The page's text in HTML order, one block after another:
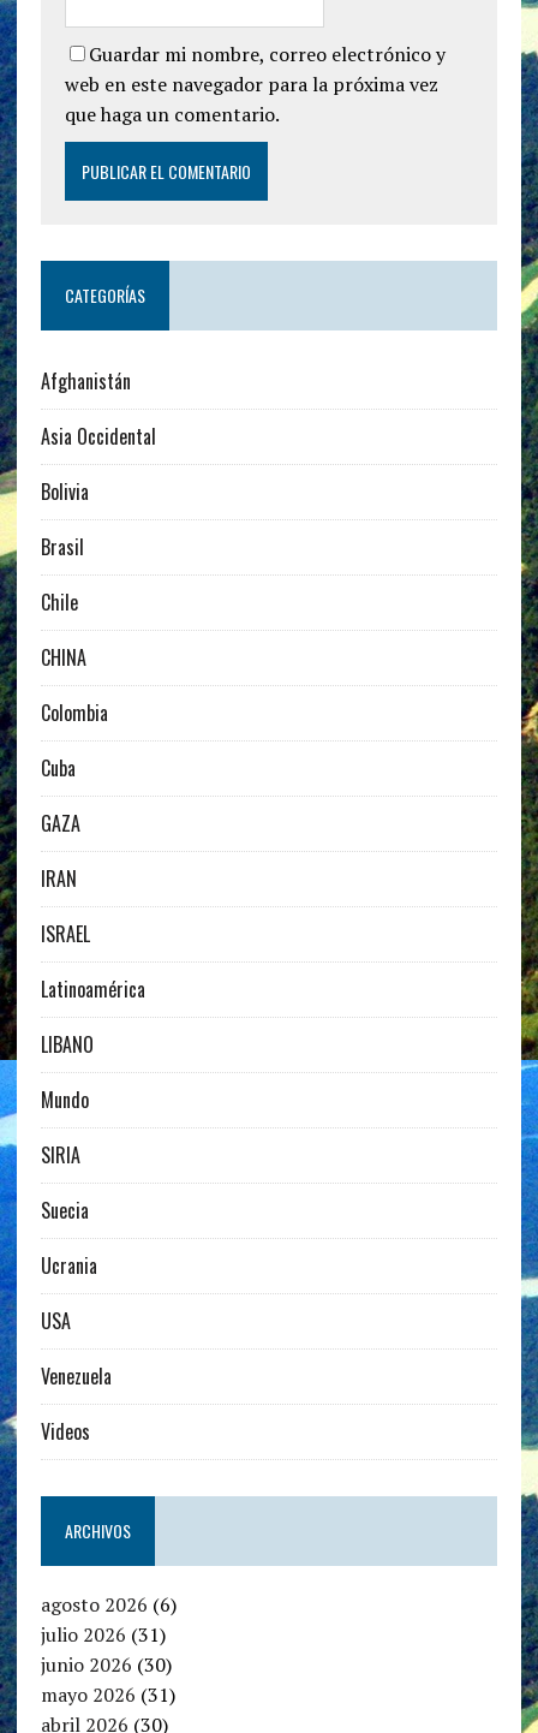
Guardar mi nombre, correo electrónico y
web en este navegador para la próxima vez
que haga un comentario.
CATEGORÍAS
Afghanistán
Asia Occidental
Bolivia
Brasil
Chile
CHINA
Colombia
Cuba
GAZA
IRAN
ISRAEL
Latinoamérica
LIBANO
Mundo
SIRIA
Suecia
Ucrania
USA
Venezuela
Videos
ARCHIVOS
agosto 2026 (6)
julio 2026 (31)
junio 2026 (30)
mayo 2026 (31)
abril 2026 (30)